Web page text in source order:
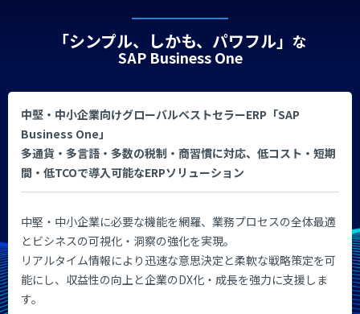
「シンプル、しかも、パワフル」 な
SAP Business One
中堅・中小企業向けグローバルベストセラーERP「SAP
Business One」
多通貨・多言語・多数の税制・商習慣に対応、低コスト・短期
間・低TCOで導入可能なERPソリューション
中堅・中小企業に必要な機能を網羅、業務プロセスの全体最適
とビシネスの可視化・洞察の強化を実現。
リアルタイム情報により迅速な意思決定と柔軟な戦略策定を可
能にし、収益性の向上と企業のDX化・成長を強力に支援しま
す。